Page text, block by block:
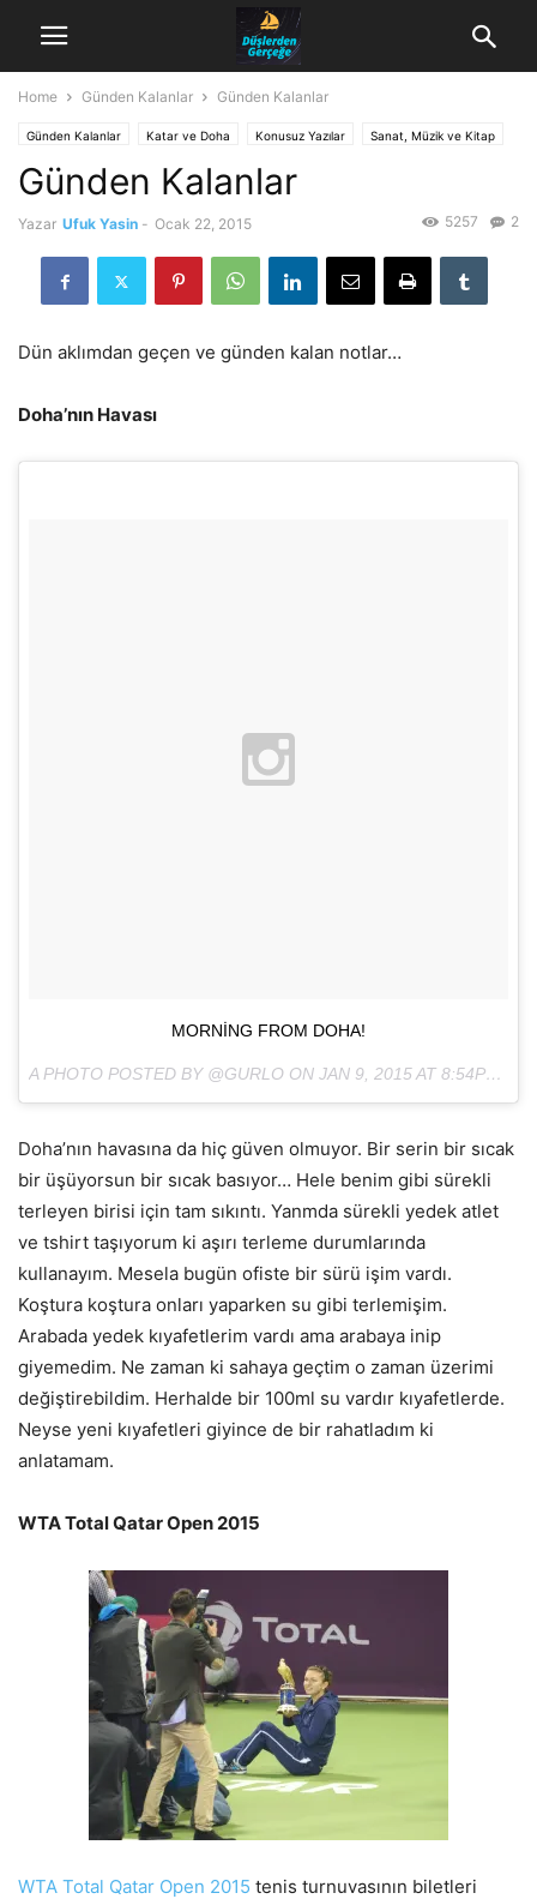
Home Günden Kalanlar Günden Kalanlar
Günden Kalanlar Katar ve Doha Konusuz Yazılar Sanat, Müzik ve Kitap
Seyahat, Spor, Sağlık ve Beslenme
Günden Kalanlar
Yazar Ufuk Yasin - Ocak 22, 2015 2
5257
Dün aklımdan geçen ve günden kalan notlar…
Doha’nın Havası
MORNING FROM DOHA!
A PHOTO POSTED BY @GURLO ON JAN 9, 2015 AT 8:54PM PST
Doha’nın havasına da hiç güven olmuyor. Bir serin bir sıcak
bir üşüyorsun bir sıcak basıyor… Hele benim gibi sürekli
terleyen birisi için tam sıkıntı. Yanmda sürekli yedek atlet
ve tshirt taşıyorum ki aşırı terleme durumlarında
kullanayım. Mesela bugün ofiste bir sürü işim vardı.
Koştura koştura onları yaparken su gibi terlemişim.
Arabada yedek kıyafetlerim vardı ama arabaya inip
giyemedim. Ne zaman ki sahaya geçtim o zaman üzerimi
değiştirebildim. Herhalde bir 100ml su vardır kıyafetlerde.
Neyse yeni kıyafetleri giyince de bir rahatladım ki
anlatamam.
WTA Total Qatar Open 2015
WTA Total Qatar Open 2015 tenis turnuvasının biletleri